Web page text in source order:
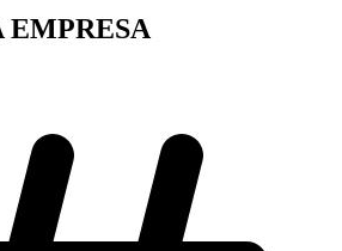
EMPRESA